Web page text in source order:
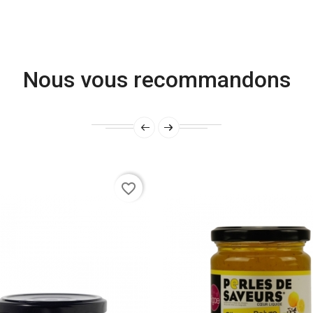
Nous vous recommandons
favorite_border